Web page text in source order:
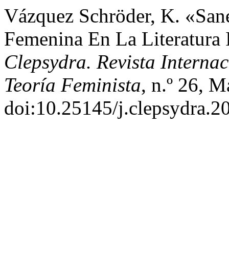
Vázquez Schröder, K.
Femenina En La
Clepsydra. Revista
Teoría Feminista, n.º 26,
doi:10.25145/